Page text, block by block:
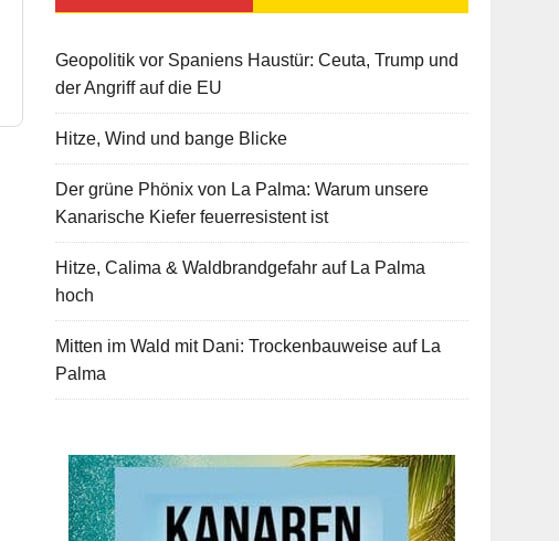
Geopolitik vor Spaniens Haustür: Ceuta, Trump und
der Angriff auf die EU
Hitze, Wind und bange Blicke
Der grüne Phönix von La Palma: Warum unsere
Kanarische Kiefer feuerresistent ist
Hitze, Calima & Waldbrandgefahr auf La Palma
hoch
Mitten im Wald mit Dani: Trockenbauweise auf La
Palma